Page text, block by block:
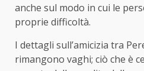
anche sul modo in cui le
proprie difficoltà.
I dettagli sull’amicizia tra
rimangono vaghi; ciò che è